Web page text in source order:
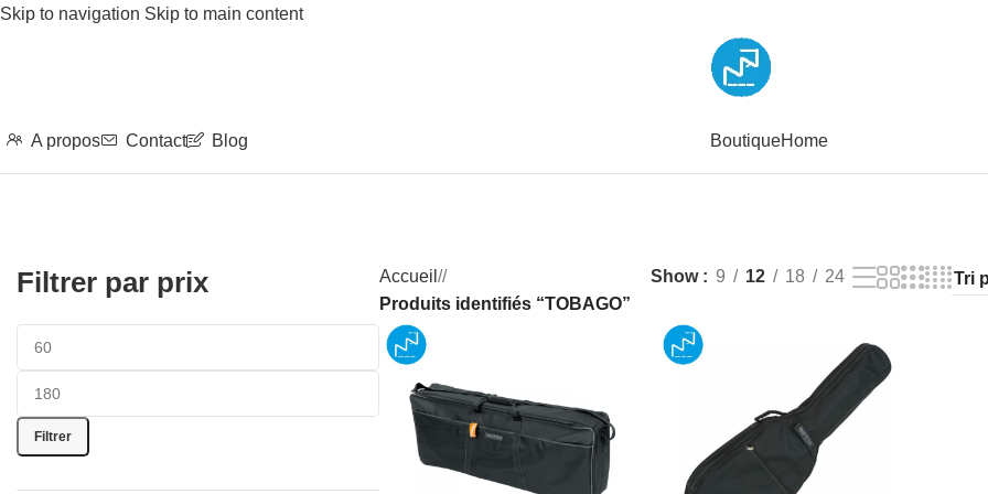
Skip to navigation Skip to main content
A propos Contact Blog BoutiqueHome
Filtrer par prix
Filtrer
Accueil /
Produits identifiés “TOBAGO”
Show 9 12 18 24